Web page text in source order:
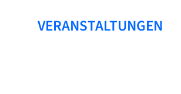
VERANSTALTUNGEN